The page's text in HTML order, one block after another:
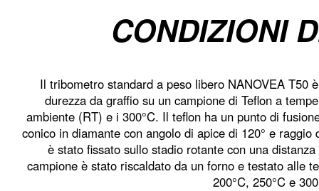
CONDIZIONI
Il tribometro standard a peso libero NANOVEA T50
durezza da graffio su un campione di Teflon a
ambiente (RT) e i 300°C. Il teflon ha un punto di
conico in diamante con angolo di apice di 120° e
è stato fissato sullo stadio rotante con una
campione è stato riscaldato da un forno e testato alle
200°C, 250°C e